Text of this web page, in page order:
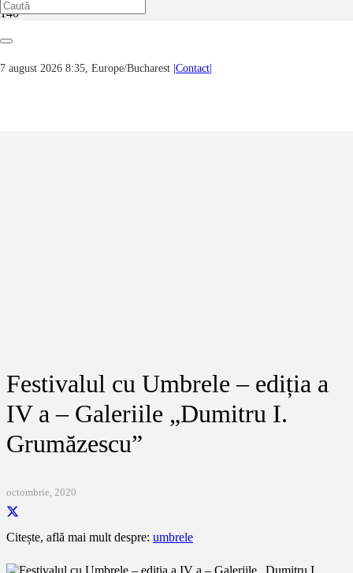
7 august 2026 8:35, Europe/Bucharest |Contact|
Noutăți, evenimente, știri...
Grumăzescu”
Festivalul cu Umbrele – ediția a
IV a – Galeriile „Dumitru I.
Grumăzescu”
octombrie, 2020
Citește, află mai mult despre: umbrele